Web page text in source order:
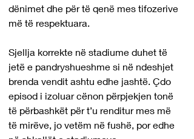
dënimet dhe për të qenë mes tifozerive
më të respektuara.
Sjellja korrekte në stadiume duhet të
jetë e pandryshueshme si në ndeshjet
brenda vendit ashtu edhe jashtë. Çdo
episod i izoluar cënon përpjekjen tonë
të përbashkët për t’u renditur mes më
të mirëve, jo vetëm në fushë, por edhe